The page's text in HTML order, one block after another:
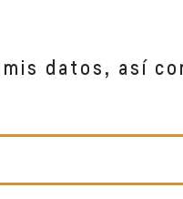
datos, así